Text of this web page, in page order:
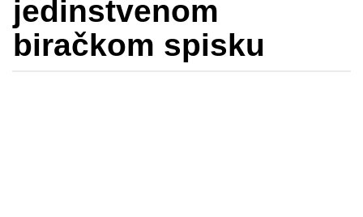
jedinstvenom
biračkom spisku